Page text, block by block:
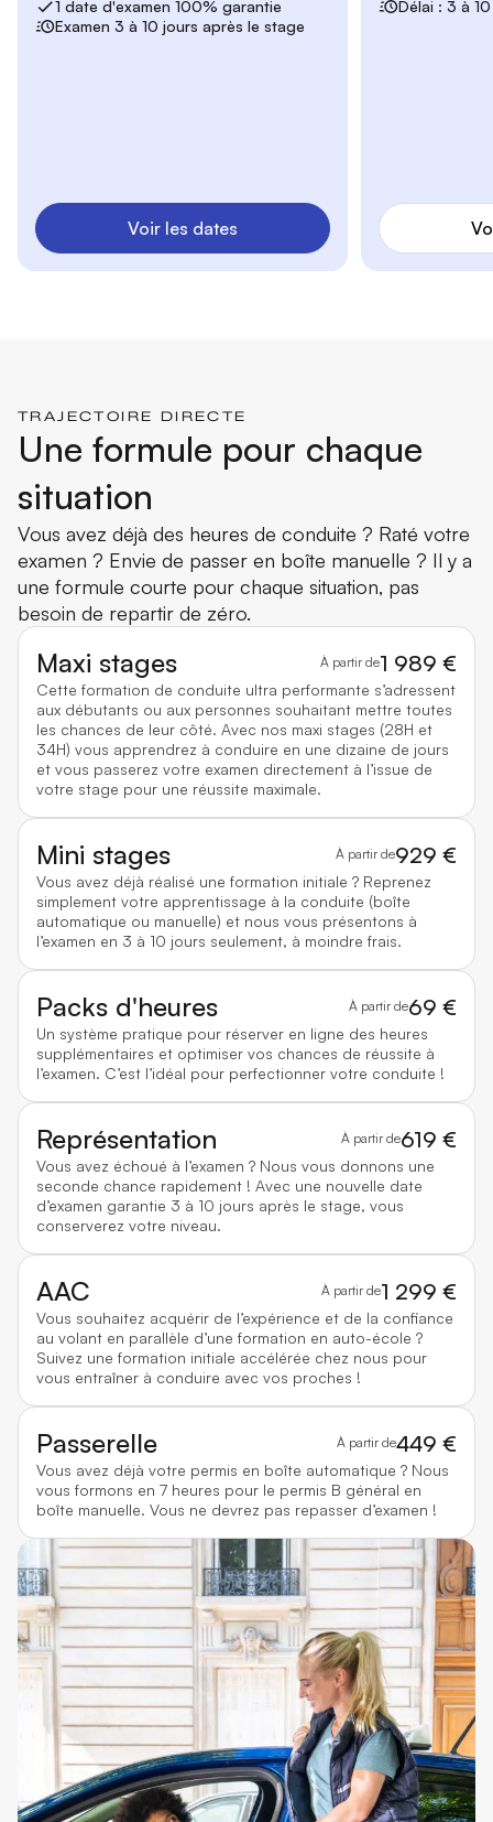
1 date d'examen 100% garantie
Examen 3 à 10 jours après le stage
Voir les dates
Délai : 3 à
TRAJECTOIRE DIRECTE
Une formule pour chaque
situation
Vous avez déjà des heures de conduite ? Raté votre
examen ? Envie de passer en boîte manuelle ? Il y a
une formule courte pour chaque situation, pas
besoin de repartir de zéro.
Maxi stages À partir de1 989 €
Cette formation de conduite ultra performante s’adressent
aux débutants ou aux personnes souhaitant mettre toutes
les chances de leur côté. Avec nos maxi stages (28H et
34H) vous apprendrez à conduire en une dizaine de jours
et vous passerez votre examen directement à l’issue de
votre stage pour une réussite maximale.
Mini stages À partir de929 €
Vous avez déjà réalisé une formation initiale ? Reprenez
simplement votre apprentissage à la conduite (boîte
automatique ou manuelle) et nous vous présentons à
l’examen en 3 à 10 jours seulement, à moindre frais.
Packs d'heures À partir de69 €
Un système pratique pour réserver en ligne des heures
supplémentaires et optimiser vos chances de réussite à
l’examen. C’est l’idéal pour perfectionner votre conduite !
Représentation À partir de619 €
Vous avez échoué à l’examen ? Nous vous donnons une
seconde chance rapidement ! Avec une nouvelle date
d’examen garantie 3 à 10 jours après le stage, vous
conserverez votre niveau.
AAC À partir de1 299 €
Vous souhaitez acquérir de l’expérience et de la confiance
au volant en parallèle d’une formation en auto-école ?
Suivez une formation initiale accélérée chez nous pour
vous entraîner à conduire avec vos proches !
Passerelle À partir de449 €
Vous avez déjà votre permis en boîte automatique ? Nous
vous formons en 7 heures pour le permis B général en
boîte manuelle. Vous ne devrez pas repasser d’examen !